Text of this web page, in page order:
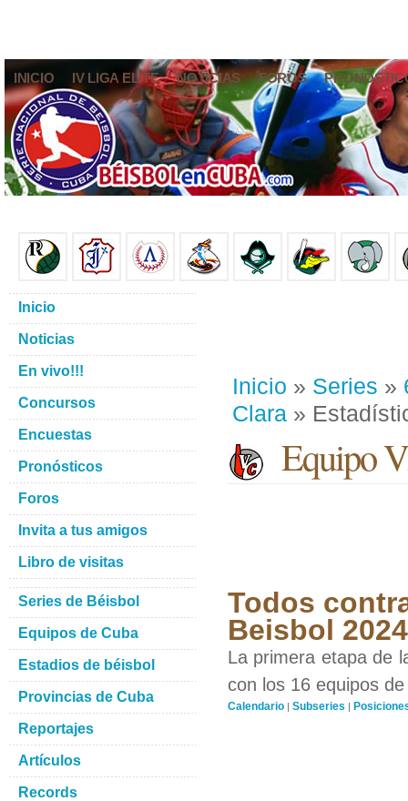
INICIO IV LIGA ELITE NOTICIAS FOROS
Inicio » Series »
Clara »
Equipo
Todos
Beisbol 2024
La primera etapa de
con los 16 equipos
Calendario | Subseries |
Inicio
Noticias
En vivo!!!
Concursos
Encuestas
Pronósticos
Foros
Invita a tus amigos
Libro de visitas
Series de Béisbol
Equipos de Cuba
Estadios de béisbol
Provincias de Cuba
Reportajes
Artículos
Records